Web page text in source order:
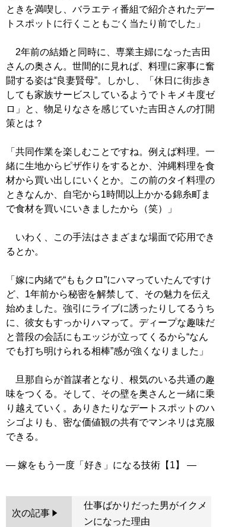
ときを満喫し、バラエティ番組で紹介されたデー
トスポットに行くこともごく当たり前でした」
2年前の結婚と同時に、専業主婦になった吉田
さんの奥さん。世間的に見れば、料理に家事に奮
闘する姿は“良妻賢母”。しかし、「休日に街歩き
しても家族サービスしているようでトキメキ度ゼ
ロ」と、物足りなさを感じていた吉田さんの打開
策とは？
「共同作業を楽しむことですね。例えば料理。一
緒に生地からピザ作りをするとか、沖縄料理を食
材から買い出しにいくとか。この前のタイ料理の
ときなんか、自宅から1時間以上かかる錦糸町ま
で食材を買いにいきましたから（笑）」
いわく、この手法はさまざまな場面で応用でき
るとか。
「嫁に内緒で“ももクロ”にハマっていたんですけ
ど、1年前から秘密を解禁して、その魅力を伝え
始めました。強引にライブに誘ったりしてるうち
に、彼女もすっかりハマって。ディープな趣味だ
と普段の会話にもエッジが立ってくるから“なん
でも打ち明けられる相棒”感が強くなりました」
旦那自らが首謀者となり、根気のいる共通の趣
味をつくる。そして、その壁を奥さんと一緒に乗
り越えていく。ありきたりなデートスポットのハ
シゴよりも、密な価値観の共有でマンネリは克服
できる。
次の記事
仕事ばかりだった男がイクメ
ンになった理由